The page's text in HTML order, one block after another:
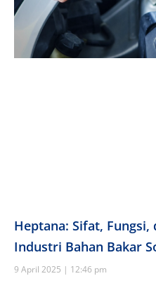
Heptana: Sifat, Fungsi,
Industri Bahan Bakar
9 April 2025
12:46 pm